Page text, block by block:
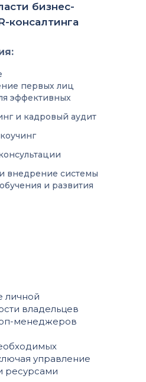
бизнес-
консалтинга
первых лиц
эффективных
и кадровый аудит
личной
владельцев
менеджеров
управление
ресурсами
внедрение системы
и развития